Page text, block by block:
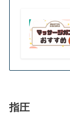
指圧